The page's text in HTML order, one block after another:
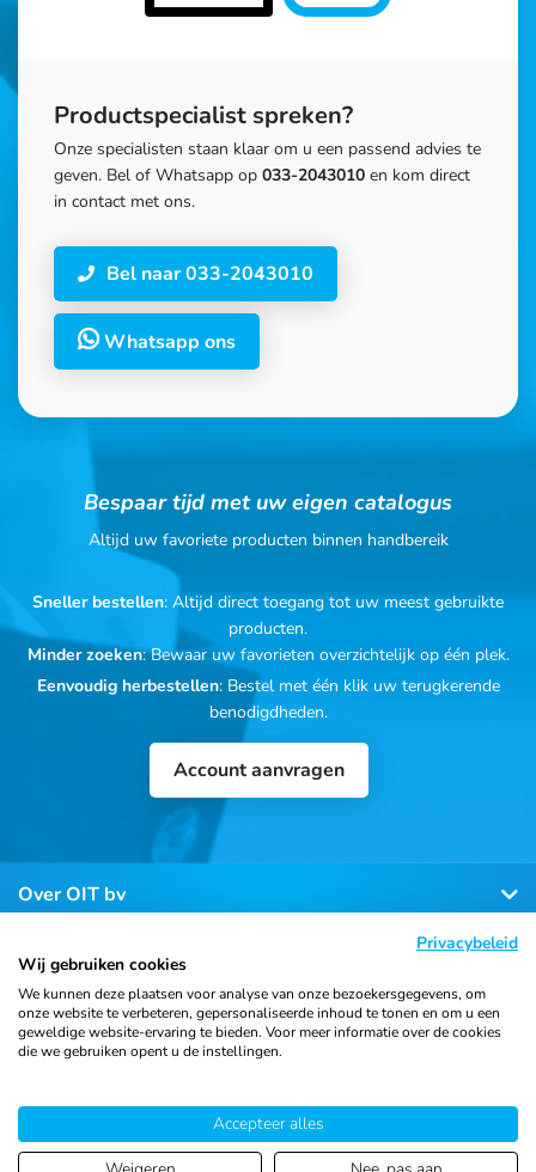
Productspecialist spreken?
Onze specialisten staan klaar om u een passend advies te
geven. Bel of Whatsapp op 033-2043010 en kom direct
in contact met ons.
Bel naar 033-2043010
Whatsapp ons
Bespaar tijd met uw eigen catalogus
Altijd uw favoriete producten binnen handbereik
Sneller bestellen: Altijd direct toegang tot uw meest gebruikte
producten.
Minder zoeken: Bewaar uw favorieten overzichtelijk op één plek.
Eenvoudig herbestellen: Bestel met één klik uw terugkerende
benodigdheden.
Account aanvragen
Over OIT bv
Klantenservice
Contact
& Trading B.V.
Algemene voorwaarden
verklaring
Cookiebeleid Sitemap
Privacybeleid
Wij gebruiken cookies
We kunnen deze plaatsen voor analyse van onze bezoekersgegevens, om
onze website te verbeteren, gepersonaliseerde inhoud te tonen en om u een
geweldige website-ervaring te bieden. Voor meer informatie over de cookies
die we gebruiken opent u de instellingen.
Accepteer alles